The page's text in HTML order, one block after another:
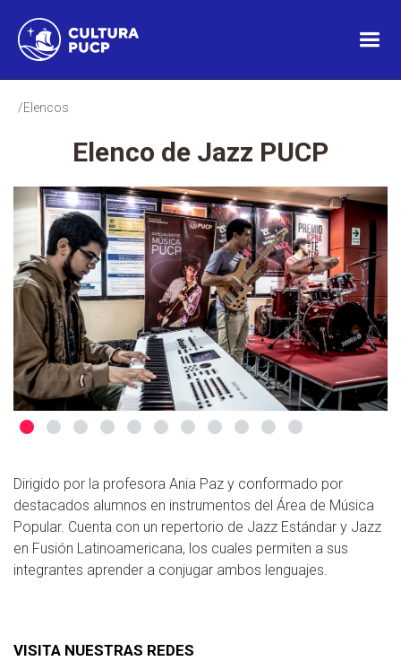
/Elencos
Elenco de Jazz PUCP
Dirigido por la profesora Ania Paz y conformado por
destacados alumnos en instrumentos del Área de Música
Popular. Cuenta con un repertorio de Jazz Estándar y Jazz
en Fusión Latinoamericana, los cuales permiten a sus
integrantes aprender a conjugar ambos lenguajes.
VISITA NUESTRAS REDES